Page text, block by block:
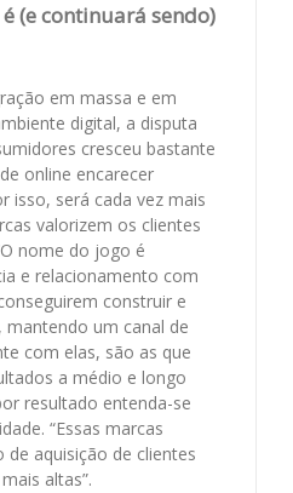
(e continuará sendo)
em massa e em
digital, a disputa
cresceu bastante
online encarecer
isso, será cada vez mais
valorizem os clientes
nome do jogo é
e relacionamento com
construir e
mantendo um canal de
com elas, são as que
a médio e longo
resultado entenda-se
“Essas marcas
aquisição de clientes
altas”.